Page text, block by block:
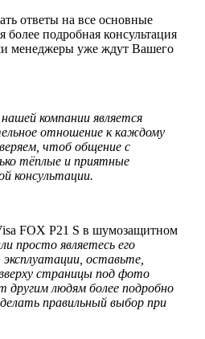
ответы на все основные
более подробная консультация
менеджеры уже ждут Вашего
компании является
отношение к каждому
чтоб общение с
тёплые и приятные
консультации.
FOX P21 S в шумозащитном
просто являетесь его
оставьте,
страницы под фото
другим людям более подробно
правильный выбор при